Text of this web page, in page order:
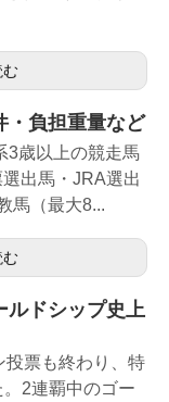
む
・負担重量など
3歳以上の競走馬
出馬・JRA選出
馬（最大8...
む
ルドシップ史上
投票も終わり、特
2連覇中のゴー